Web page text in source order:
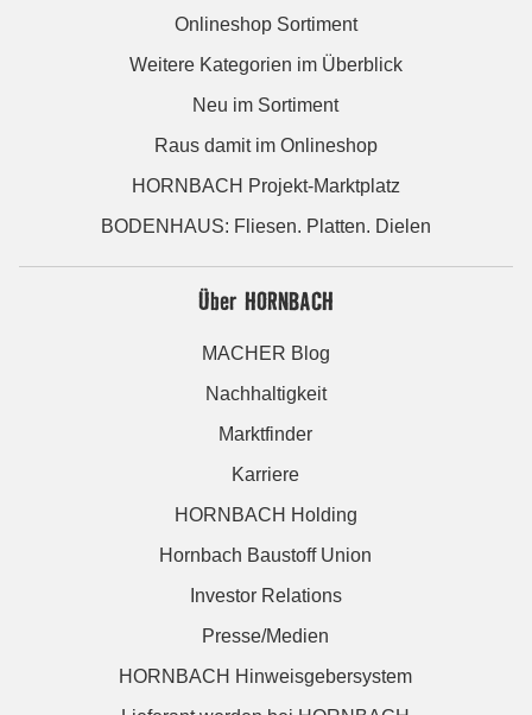
Onlineshop Sortiment
Weitere Kategorien im Überblick
Neu im Sortiment
Raus damit im Onlineshop
HORNBACH Projekt-Marktplatz
BODENHAUS: Fliesen. Platten. Dielen
Über HORNBACH
MACHER Blog
Nachhaltigkeit
Marktfinder
Karriere
HORNBACH Holding
Hornbach Baustoff Union
Investor Relations
Presse/Medien
HORNBACH Hinweisgebersystem